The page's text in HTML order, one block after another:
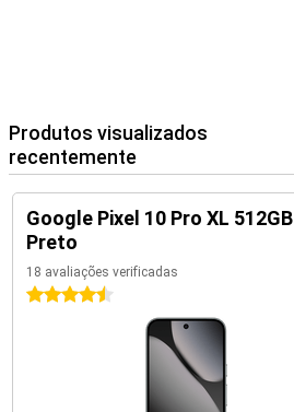
Produtos visualizados
recentemente
Google Pixel 10 Pro XL 512GB
Preto
18 avaliações verificadas
4.5 estrelas